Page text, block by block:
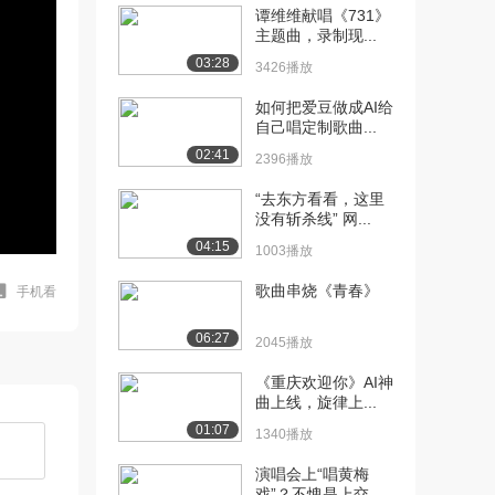
手机看
03:28
谭维维献唱《731》
主题曲，录制现...
3426播放
02:41
如何把爱豆做成AI给
自己唱定制歌曲...
2396播放
04:15
“去东方看看，这里
没有斩杀线” 网...
1003播放
06:27
歌曲串烧《青春》
2045播放
01:07
《重庆欢迎你》AI神
曲上线，旋律上...
1340播放
演唱会上“唱黄梅